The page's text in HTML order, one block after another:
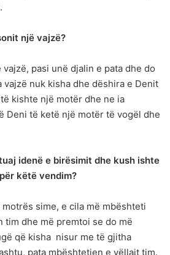
një vajzë?
pasi unë djalin e pata dhe do
nuk kisha dhe dëshira e Denit
kishte një motër dhe ne ia
Deni të ketë një motër të vogël dhe
idenë e birësimit dhe kush ishte
këtë vendim?
sime, e cila më mbështeti
tim dhe më premtoi se do më
që kisha nisur me të gjitha
pata mbështetjen e vëllait tim.